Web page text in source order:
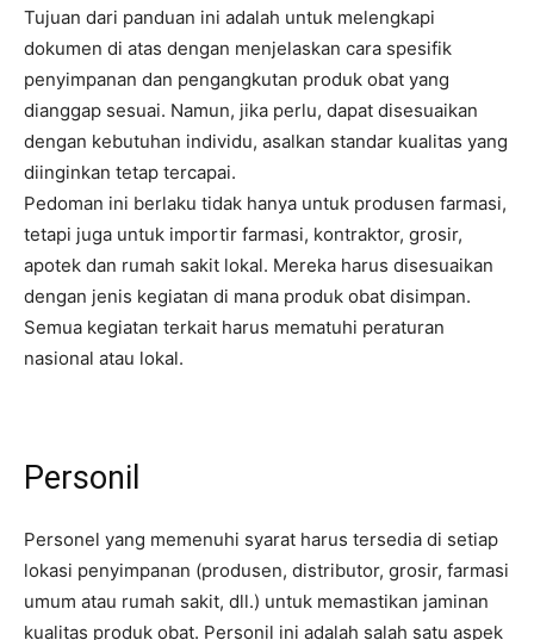
Tujuan dari panduan ini adalah untuk melengkapi
dokumen di atas dengan menjelaskan cara spesifik
penyimpanan dan pengangkutan produk obat yang
dianggap sesuai. Namun, jika perlu, dapat disesuaikan
dengan kebutuhan individu, asalkan standar kualitas yang
diinginkan tetap tercapai.
Pedoman ini berlaku tidak hanya untuk produsen farmasi,
tetapi juga untuk importir farmasi, kontraktor, grosir,
apotek dan rumah sakit lokal. Mereka harus disesuaikan
dengan jenis kegiatan di mana produk obat disimpan.
Semua kegiatan terkait harus mematuhi peraturan
nasional atau lokal.
Personil
Personel yang memenuhi syarat harus tersedia di setiap
lokasi penyimpanan (produsen, distributor, grosir, farmasi
umum atau rumah sakit, dll.) untuk memastikan jaminan
kualitas produk obat. Personil ini adalah salah satu aspek